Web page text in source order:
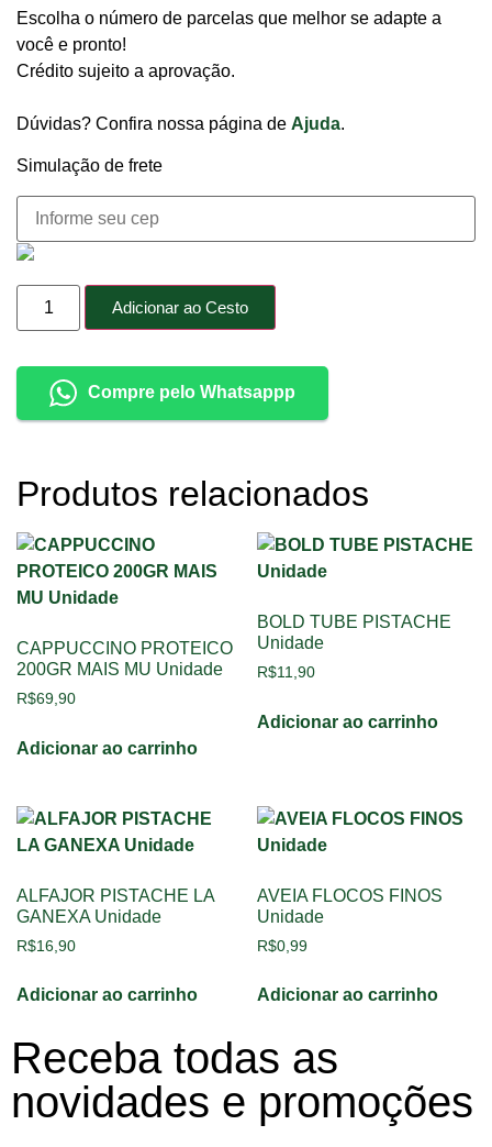
Escolha o número de parcelas que melhor se adapte a
você e pronto!
Crédito sujeito a aprovação.
Dúvidas? Confira nossa página de Ajuda.
Simulação de frete
Adicionar ao Cesto
Compre pelo Whatsappp
Produtos relacionados
CAPPUCCINO PROTEICO
200GR MAIS MU Unidade
R$69,90
Adicionar ao carrinho
BOLD TUBE PISTACHE
Unidade
R$11,90
Adicionar ao carrinho
ALFAJOR PISTACHE LA
GANEXA Unidade
R$16,90
Adicionar ao carrinho
AVEIA FLOCOS FINOS
Unidade
R$0,99
Adicionar ao carrinho
Receba todas as
novidades e promoções